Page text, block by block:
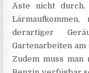
Äste nicht
derartiger
Gartenarbeiten
Zudem muss man